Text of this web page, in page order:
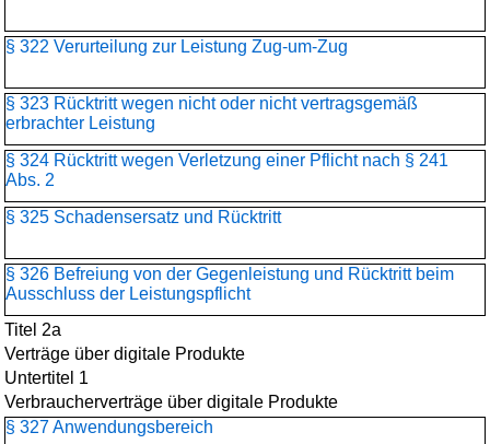
§ 322 Verurteilung zur Leistung Zug-um-Zug
§ 323 Rücktritt wegen nicht oder nicht vertragsgemäß
erbrachter Leistung
§ 324 Rücktritt wegen Verletzung einer Pflicht nach § 241
Abs. 2
§ 325 Schadensersatz und Rücktritt
§ 326 Befreiung von der Gegenleistung und Rücktritt beim
Ausschluss der Leistungspflicht
Titel 2a
Verträge über digitale Produkte
Untertitel 1
Verbraucherverträge über digitale Produkte
§ 327 Anwendungsbereich